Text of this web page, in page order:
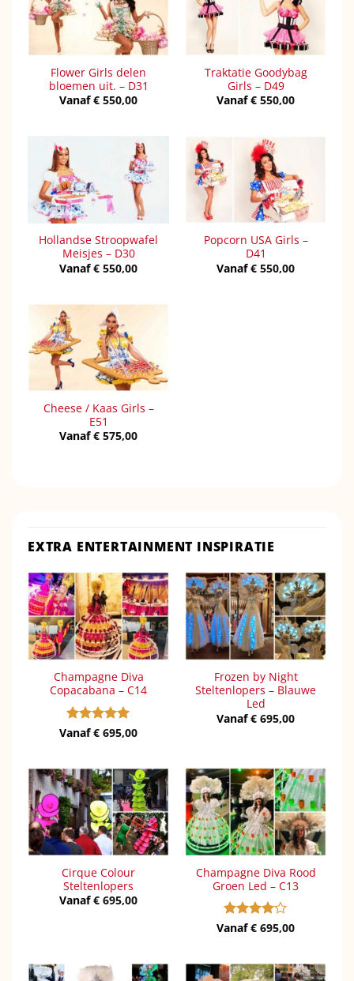
Flower Girls delen
bloemen uit. – D31
Vanaf€ 550,00
Traktatie Goodybag
Girls – D49
Vanaf€ 550,00
Hollandse Stroopwafel
Meisjes – D30
Vanaf€ 550,00
Popcorn USA Girls –
D41
Vanaf€ 550,00
Cheese / Kaas Girls –
E51
Vanaf€ 575,00
EXTRA ENTERTAINMENT INSPIRATIE
Champagne Diva
Copacabana – C14
Gewaardeerd
Vanaf€ 695,00
Frozen by Night
Steltenlopers – Blauwe
Led
Vanaf€ 695,00
Cirque Colour
Steltenlopers
Vanaf€ 695,00
Champagne Diva Rood
Groen Led – C13
Gewaardeerd
Vanaf€ 695,00